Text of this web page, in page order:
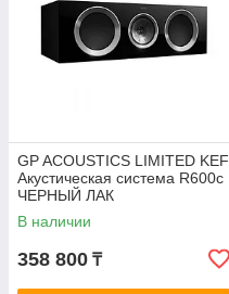
GP ACOUSTICS LIMITED KEF
Акустическая система R600c
ЧЕРНЫЙ ЛАК
В наличии
358 800 ₸